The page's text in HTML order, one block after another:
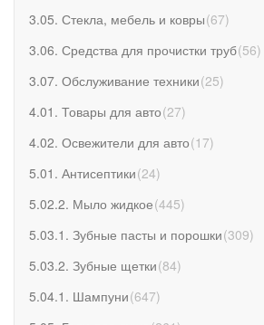
3.05. Стекла, мебель и ковры(67)
3.06. Средства для прочистки труб(56)
3.07. Обслуживание техники(25)
4.01. Товары для авто(27)
4.02. Освежители для авто(17)
5.01. Антисептики(24)
5.02.2. Мыло жидкое(445)
5.03.1. Зубные пасты и порошки(309)
5.03.2. Зубные щетки(84)
5.04.1. Шампуни(647)